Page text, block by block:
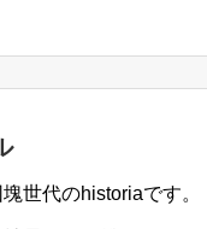
世代のhistoriaです。